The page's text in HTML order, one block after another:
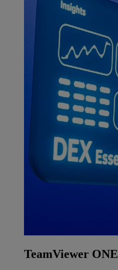
TeamViewer ONE